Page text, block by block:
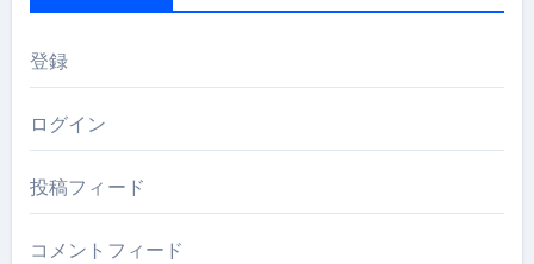
登録
ログイン
投稿フィード
コメントフィード